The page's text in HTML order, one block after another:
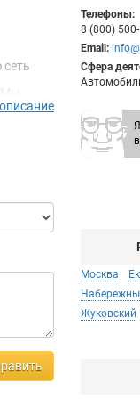
Телефоны:
8 (800)
Email:
Сфера
Москва
Жуковский